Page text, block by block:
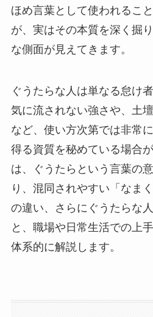
ほめ言葉として使われるこ
が、実はその本質を深く掘
な側面が見えてきます。
ぐうたらな人は単なる怠け
気に流されない強さや、土
など、使い方次第では非常
得る資質を秘めている場合
は、ぐうたらという言葉の
り、混同されやすい「なま
の違い、さらにぐうたらな
と、職場や日常生活での上
体系的に解説します。